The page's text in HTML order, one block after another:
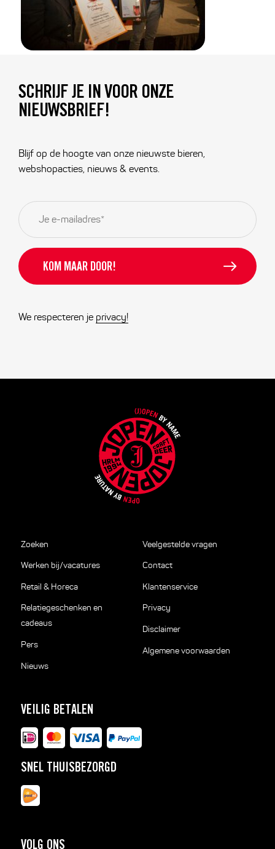
Zoeken
Werken bij/vacatures
Retail & Horeca
Relatiegeschenken en
cadeaus
Pers
Nieuws
Veelgestelde vragen
Contact
Klantenservice
Privacy
Disclaimer
Algemene voorwaarden
VEILIG BETALEN
SNEL THUISBEZORGD
VOLG ONS
SCHRIJF JE IN VOOR ONZE
NIEUWSBRIEF!
Blijf op de hoogte van onze nieuwste bieren,
webshopacties, nieuws & events.
E-
mailadres *
We respecteren je privacy!